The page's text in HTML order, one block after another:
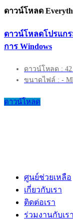
ดาวน์โหลด
ดาวน์โหลดโปรแก
การ Windows
ดาวน์โหลด : 42
ขนาดไฟล์ : -
ดาวน์โหลด
ศูนย์ช่วยเหลือ
เกี่ยวกับเรา
ติดต่อเรา
ร่วมงานกับเรา